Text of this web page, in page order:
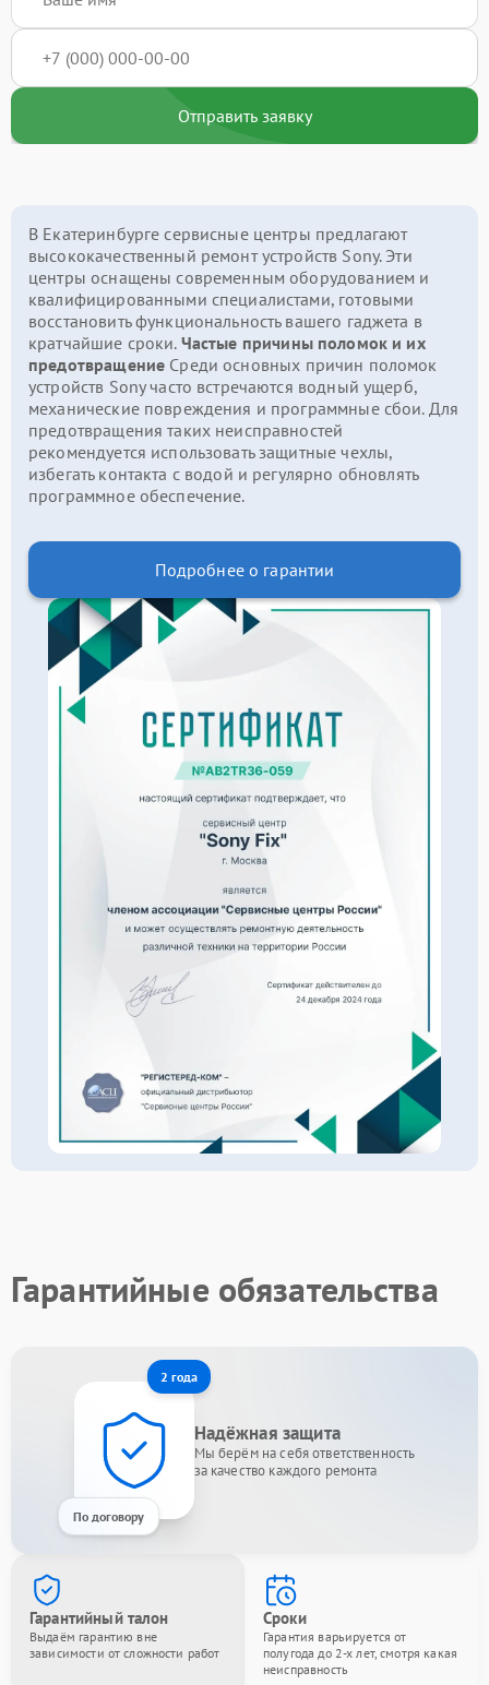
Отправить заявку
В Екатеринбурге сервисные центры предлагают
высококачественный ремонт устройств Sony. Эти
центры оснащены современным оборудованием и
квалифицированными специалистами, готовыми
восстановить функциональность вашего гаджета в
кратчайшие сроки. Частые причины поломок и их
предотвращение Среди основных причин поломок
устройств Sony часто встречаются водный ущерб,
механические повреждения и программные сбои. Для
предотвращения таких неисправностей
рекомендуется использовать защитные чехлы,
избегать контакта с водой и регулярно обновлять
программное обеспечение.
Подробнее о гарантии
Гарантийные обязательства
2 года
По договору
Надёжная защита
Мы берём на себя ответственность
за качество каждого ремонта
Гарантийный талон
Выдаём гарантию вне
зависимости от сложности работ
Сроки
Гарантия варьируется от
полугода до 2-х лет, смотря какая
неисправность